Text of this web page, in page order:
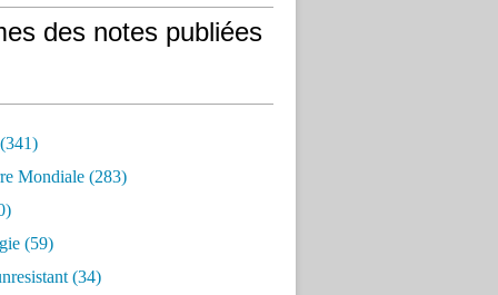
des notes publiées
Mondiale (283)
(59)
(34)